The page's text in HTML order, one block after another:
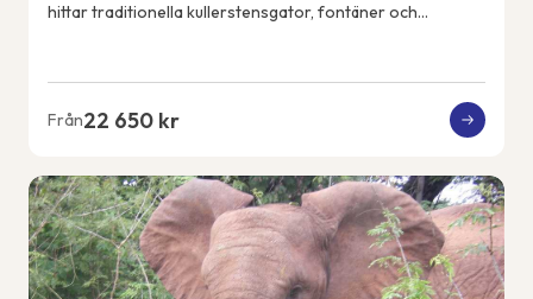
hittar traditionella kullerstensgator, fontäner och
Från22 650 kr